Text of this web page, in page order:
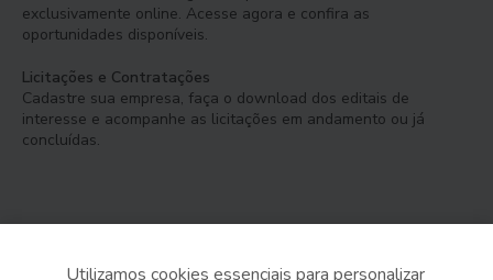
exclusivamente online. Acesse agora e confira as
oportunidades disponíveis.
Licitações e Contratações
Cadastre sua empresa, faça o download dos editais de
interesse e acompanhe as licitações em andamento ou já
concluídas.
Utilizamos cookies essenciais para personalizar